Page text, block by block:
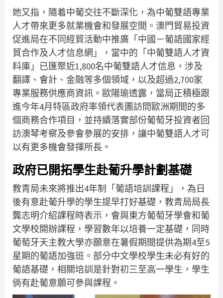
她又指，隨着中葡交往不斷深化，為中葡雙語專業
人才帶來更多就業機會和發展空間。澳門貿易投資
促進局在不同經貿活動中推廣「中國－葡語國家經
貿合作及人才信息網」，當中的「中葡雙語人才資
料庫」已匯聚近1,800名中葡雙語人才信息，涉及
翻譯、會計、金融等多個領域，以及超過2,700家
專業服務供應商資訊。歐陽瑜透露，當局正積極跟
進今年4月特區政府率領代表團訪問歐洲期間的多
個商務合作項目，並持續落實部份葡萄牙投資者回
訪澳琴考察及參會參展的安排，讓中葡雙語人才可
以有更多機會發揮所長。
政府已開拓學生赴葡升學計劃基礎
教青局未來將推出4年制「葡語培訓課程」，為日
後有意赴葡升學的學生提早打好基礎，教青局局長
龔志明介紹課程時表示，會與東方葡萄牙學會和葡
文學校開辦課程，學習數年以培養一定基礎，同時
葡萄牙天主教大學亦願意在暑假期間提供為期4至5
星期的葡語加強班。部分中文學校學生未必有好的
葡語基礎，相關培訓是針對初三至高一學生，學生
倘有赴葡意願可參與課程。